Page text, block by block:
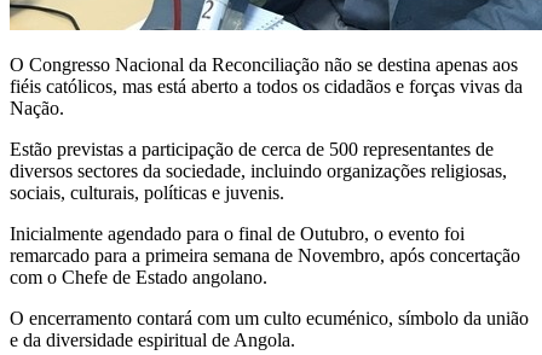
O Congresso Nacional da Reconciliação não se destina apenas aos
fiéis católicos, mas está aberto a todos os cidadãos e forças vivas da
Nação.
Estão previstas a participação de cerca de 500 representantes de
diversos sectores da sociedade, incluindo organizações religiosas,
sociais, culturais, políticas e juvenis.
Inicialmente agendado para o final de Outubro, o evento foi
remarcado para a primeira semana de Novembro, após concertação
com o Chefe de Estado angolano.
O encerramento contará com um culto ecuménico, símbolo da união
e da diversidade espiritual de Angola.